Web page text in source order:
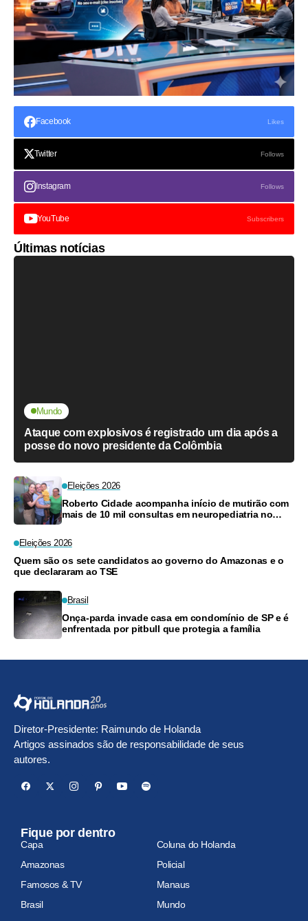
Facebook Likes
Twitter Follows
Instagram Follows
YouTube Subscribers
Últimas notícias
Mundo
Ataque com explosivos é registrado um dia após a
posse do novo presidente da Colômbia
Eleições 2026
Roberto Cidade acompanha início de mutirão com
mais de 10 mil consultas em neuropediatria no
Eleições 2026
Quem são os sete candidatos ao governo do Amazonas e o
que declararam ao TSE
Brasil
Onça-parda invade casa em condomínio de SP e é
enfrentada por pitbull que protegia a família
Diretor-Presidente: Raimundo de Holanda
Artigos assinados são de responsabilidade de seus
autores.
Fique por dentro
Capa
Coluna do Holanda
Amazonas
Policial
Famosos & TV
Manaus
Brasil
Mundo